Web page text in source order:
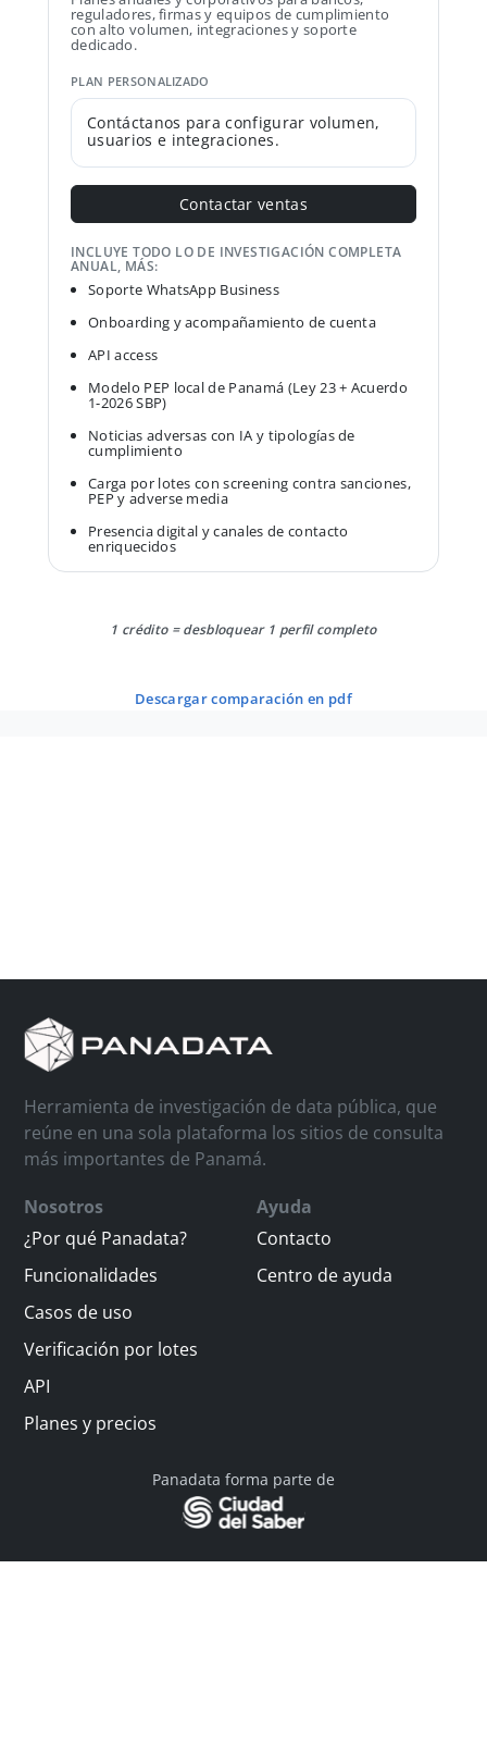
reguladores, firmas y equipos de cumplimiento
con alto volumen, integraciones y soporte
dedicado.
PLAN PERSONALIZADO
Contáctanos para configurar volumen,
usuarios e integraciones.
Contactar ventas
INCLUYE TODO LO DE INVESTIGACIÓN COMPLETA
ANUAL, MÁS:
Soporte WhatsApp Business
Onboarding y acompañamiento de cuenta
API access
Modelo PEP local de Panamá (Ley 23 + Acuerdo
1-2026 SBP)
Noticias adversas con IA y tipologías de
cumplimiento
Carga por lotes con screening contra sanciones,
PEP y adverse media
Presencia digital y canales de contacto
enriquecidos
1 crédito = desbloquear 1 perfil completo
descargar comparación en pdf
Herramienta de investigación de data pública, que
reúne en una sola plataforma los sitios de consulta
más importantes de Panamá.
Nosotros
¿Por qué Panadata?
Funcionalidades
Casos de uso
Verificación por lotes
API
Planes y precios
Ayuda
Contacto
Centro de ayuda
Panadata forma parte de